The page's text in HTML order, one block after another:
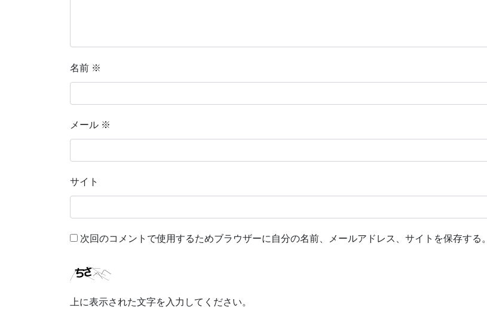
名前 ※
メール ※
サイト
次回のコメントで使用するためブラウザーに自分の名前、メールアドレス、サイトを保存する。
上に表示された文字を入力してください。